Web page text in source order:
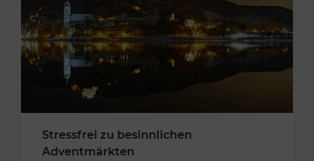
Stressfrei zu besinnlichen
Adventmärkten